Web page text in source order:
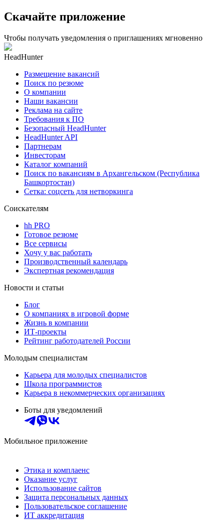
Скачайте приложение
Чтобы получать уведомления о приглашениях мгновенно
HeadHunter
Размещение вакансий
Поиск по резюме
О компании
Наши вакансии
Реклама на сайте
Требования к ПО
Безопасный HeadHunter
HeadHunter API
Партнерам
Инвесторам
Каталог компаний
Поиск по вакансиям в Архангельском (Республика
Башкортостан)
Сетка: соцсеть для нетворкинга
Соискателям
hh PRO
Готовое резюме
Все сервисы
Хочу у вас работать
Производственный календарь
Экспертная рекомендация
Новости и статьи
Блог
О компаниях в игровой форме
Жизнь в компании
ИТ-проекты
Рейтинг работодателей России
Молодым специалистам
Карьера для молодых специалистов
Школа программистов
Карьера в некоммерческих организациях
Боты для уведомлений
Мобильное приложение
Этика и комплаенс
Оказание услуг
Использование сайтов
Защита персональных данных
Пользовательское соглашение
ИТ аккредитация